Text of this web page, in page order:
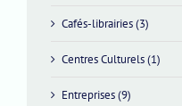
Cafés-librairies (3)
Centres Culturels (1)
Entreprises (9)